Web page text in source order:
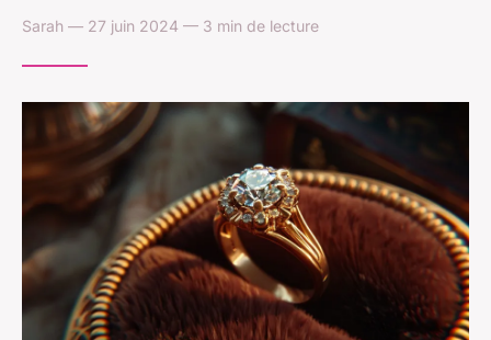
Sarah — 27 juin 2024 — 3 min de lecture